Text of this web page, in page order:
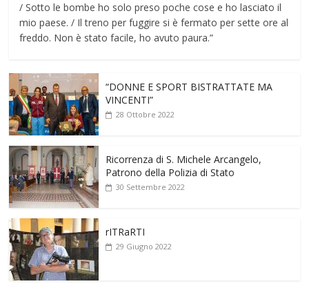
/ Sotto le bombe ho solo preso poche cose e ho lasciato il
mio paese. / Il treno per fuggire si è fermato per sette ore al
freddo. Non è stato facile, ho avuto paura.”
“DONNE E SPORT BISTRATTATE MA
VINCENTI”
28 Ottobre 2022
Ricorrenza di S. Michele Arcangelo,
Patrono della Polizia di Stato
30 Settembre 2022
rITRaRTI
29 Giugno 2022